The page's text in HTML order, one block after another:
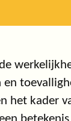
en
het kader